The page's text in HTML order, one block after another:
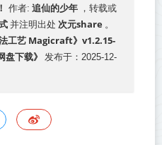
作者: 追仙的少年 ，转载或
并注明出处 次元share 。
法工艺 Magicraft》v1.2.15-
下载》
发布于：2025-12-